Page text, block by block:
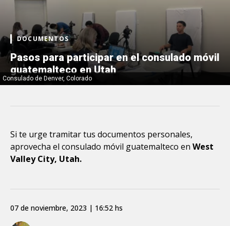
Consulado de Denver, Colorado
DOCUMENTOS
Pasos para participar en el consulado móvil
guatemalteco en Utah
Si te urge tramitar tus documentos personales,
aprovecha el consulado móvil guatemalteco en West
Valley City, Utah.
07 de noviembre, 2023 | 16:52 hs